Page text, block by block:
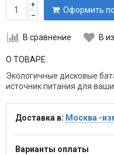
+
–
Оформить
В сравнение В
О ТОВАРЕ:
Экологичные дисковые
источник питания для
Доставка в: Москва -
Варианты оплаты